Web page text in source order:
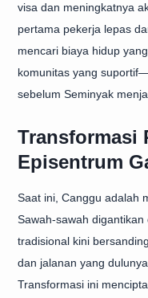
visa dan meningkatnya
pertama pekerja lepas
mencari biaya hidup
komunitas yang
sebelum Seminyak
Transformasi
Episentrum
Saat ini, Canggu adalah
Sawah-sawah digantikan
tradisional kini
dan jalanan yang
Transformasi ini